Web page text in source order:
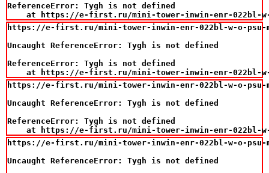
ReferenceError: Tygh is not defined
at https://e-first.ru/mini-tower-inwin-enr-022bl-
https://e-first.ru/mini-tower-inwin-enr-022bl-w-o-psu-
Uncaught ReferenceError: Tygh is not defined
ReferenceError: Tygh is not defined
at https://e-first.ru/mini-tower-inwin-enr-022bl-
https://e-first.ru/mini-tower-inwin-enr-022bl-w-o-psu-
Uncaught ReferenceError: Tygh is not defined
ReferenceError: Tygh is not defined
at https://e-first.ru/mini-tower-inwin-enr-022bl-
https://e-first.ru/mini-tower-inwin-enr-022bl-w-o-psu-
Uncaught ReferenceError: Tygh is not defined